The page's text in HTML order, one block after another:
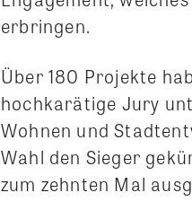
erbringen.
Über 180 Projekte
hochkarätige Jury
Wohnen und
Wahl den Sieger
zum zehnten Mal